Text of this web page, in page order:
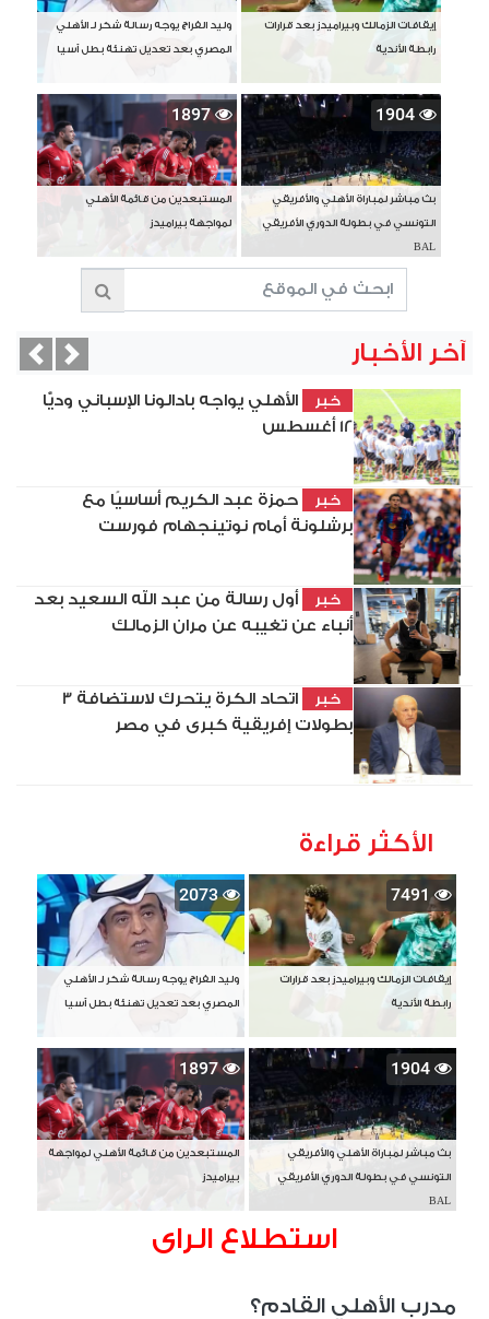
إيقافات الزمالك وبيراميدز بعد قرارات
رابطة الأندية
وليد الفراج يوجه رسالة شكر لـ الأهلي
المصري بعد تعديل تهنئة بطل آسيا
1904
بث مباشر لمباراة الأهلي والأفريقي
التونسي في بطولة الدوري الأفريقي
BAL
1897
المستبعدين من قائمة الأهلي
لمواجهة بيراميدز
آخر الأخبار
خبر
الأهلي يواجه بادالونا الإسباني وديًّا
12 أغسطس
خبر
حمزة عبد الكريم أساسيًا مع
برشلونة أمام نوتينجهام فورست
خبر
أول رسالة من عبد الله السعيد بعد
أنباء عن تغيبه عن مران الزمالك
خبر
اتحاد الكرة يتحرك لاستضافة 3
بطولات إفريقية كبرى في مصر
Next
الأكثر قراءة
7491
إيقافات الزمالك وبيراميدز بعد قرارات
رابطة الأندية
2073
وليد الفراج يوجه رسالة شكر لـ الأهلي
المصري بعد تعديل تهنئة بطل آسيا
1904
بث مباشر لمباراة الأهلي والأفريقي
التونسي في بطولة الدوري الأفريقي
BAL
1897
المستبعدين من قائمة الأهلي لمواجهة
بيراميدز
استطلاع الراى
مدرب الأهلي القادم؟